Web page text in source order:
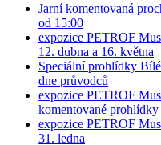
Jarní komentovaná
od 15:00
expozice PETROF
12. dubna a 16. května
Speciální prohlídky
dne průvodců
expozice PETROF
komentované prohlídky
expozice PETROF
31. ledna